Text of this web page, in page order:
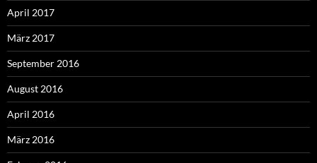
April 2017
März 2017
September 2016
August 2016
April 2016
März 2016